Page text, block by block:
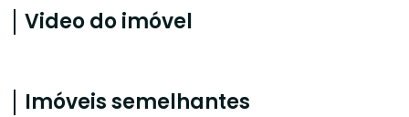
Video do imóvel
Imóveis semelhantes